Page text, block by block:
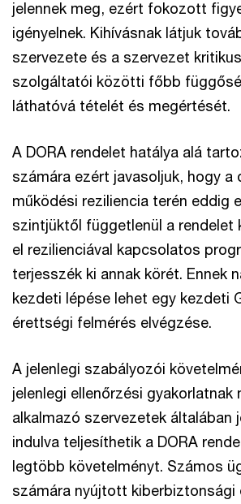
jelennek meg, ezért fokozott
igényelnek. Kihívásnak látjuk
szervezete és a szervezet
szolgáltatói közötti főbb
láthatóvá tételét és megértését.
A DORA rendelet hatálya alá
számára ezért javasoljuk, hogy a
működési reziliencia terén eddig
szintjüktől függetlenül a rendelet
el rezilienciával kapcsolatos
terjesszék ki annak körét. Ennek
kezdeti lépése lehet egy kezdeti
érettségi felmérés elvégzése.
A jelenlegi szabályozói
jelenlegi ellenőrzési gyakorlatnak
alkalmazó szervezetek általában
indulva teljesíthetik a DORA
legtöbb követelményt. Számos
számára nyújtott kiberbiztonsági